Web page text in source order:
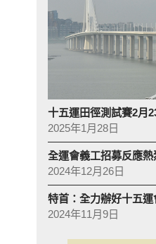
十五運田徑測試賽2月
2025年1月28日
全運會義工招募反應熱
2024年12月26日
特首：全力辦好十五運
2024年11月9日